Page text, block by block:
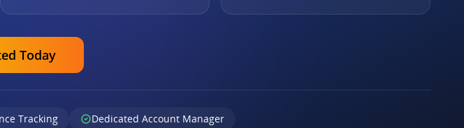
Today
Tracking Dedicated Account Manager